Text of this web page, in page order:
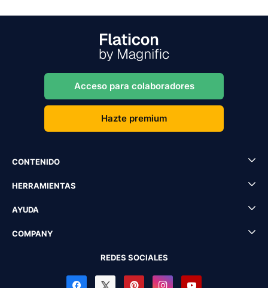
Acceso para colaboradores
Hazte premium
CONTENIDO
HERRAMIENTAS
AYUDA
COMPANY
REDES SOCIALES